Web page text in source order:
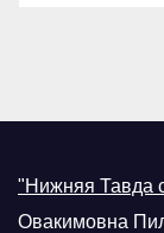
"Нижняя Тавда
Овакимовна